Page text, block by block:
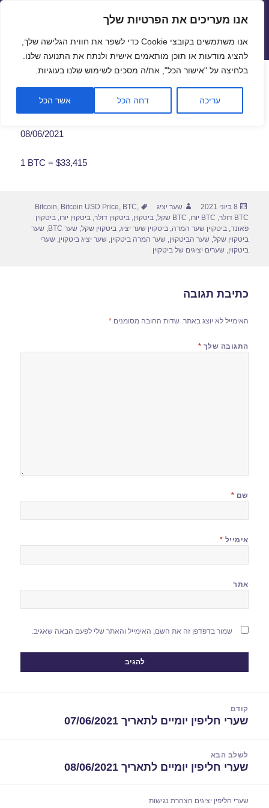
פתח
אנו מעריכים את הפרטיות שלך
אנו משתמשים בקובצי Cookie כדי לשפר את חווית הגלישה שלך,
להציג מודעות או תוכן מותאמים אישית ולנתח את התנועה שלנו.
בלחיצה על "אישור הכל", את/ה מסכים לשימוש שלנו בעוגיות.
עריכה דחה הכל אשר הכל
שערי חליפין יציגים – שער יציג
תפריטים
ווידג'טים
שער ביטקוין לתאריך 08/06/2021
08/06/2021
1 BTC = $33,415
פורסם
בתאריך
8 ביוני 2021 מחבר
שער יציג תגיות Bitcoin, Bitcoin USD Price, BTC,
BTC דולר
, BTC יורו , BTC שקל ,ביטקוין,ביטקוין דולר,ביטקוין יורו,ביטקוין
פאונד,ביטקוין שער המרה,ביטקוין שער יציג,ביטקוין שקל,שער BTC ,שער
ביטקוין שקל,שער הביטקוין,שער המרה ביטקוין,שער יציג ביטקוין,שערי
ביטקוין,שערים יציגים של ביטקוין
כתיבת תגובה
האימייל לא יוצג באתר. שדות החובה מסומנים*
התגובה שלך *
שם *
אימייל *
אתר
שמור בדפדפן זה את השם, האימייל והאתר שלי לפעם הבאה שאגיב.
קודם
הפוסט
שערי חליפין יומיים לתאריך 07/06/2021
לשלב הבא
הפוסט
שערי חליפין יומיים לתאריך 08/06/2021
שערי חליפין יציגים הצהרת נגישות